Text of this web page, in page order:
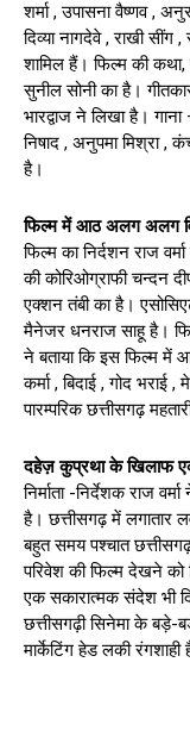
शर्मा , उपासना वैष्णव ,
दिव्या नागदेवे , राखी सींग
शामिल हैं। फिल्म की
सुनील सोनी का है।
भारद्वाज ने लिखा है।
निषाद , अनुपमा मिश्रा ,
है।
फिल्म में आठ अलग अलग
फिल्म का निर्दशन राज
की कोरिओग्राफी चन्दन
एक्शन तंबी का है।
मैनेजर धनराज साहू है।
ने बताया कि इस फिल्म
कर्मा , बिदाई , गोद
पारम्परिक छत्तीसगढ़
दहेज़ कुप्रथा के खिलाफ
निर्माता -निर्देशक राज
है। छत्तीसगढ़ में लगातार
बहुत समय पश्चात
परिवेश की फिल्म देखने
एक सकारात्मक संदेश भी
छत्तीसगढ़ी सिनेमा के बड़े-
मार्केटिंग हेड लकी